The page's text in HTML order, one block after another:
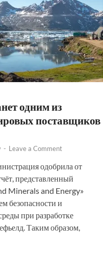
одним из
поставщиков
- Leave a Comment
одобрила от
представленный
Minerals and Energy»
безопасности и
при разработке
Таким образом,